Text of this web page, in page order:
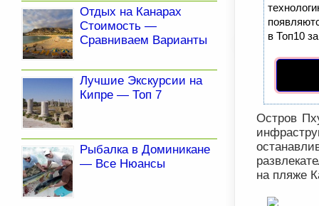
в Топ10
Остров
на пляже
Отдых на Канарах
Стоимость —
Сравниваем Варианты
Лучшие Экскурсии на
Кипре — Топ 7
Рыбалка в Доминикане
— Все Нюансы